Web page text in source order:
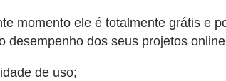
momento ele é totalmente grátis e
desempenho dos seus projetos
de uso;